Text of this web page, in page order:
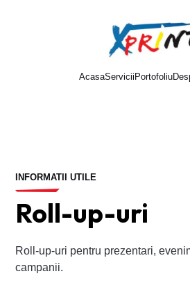
AcasaServicii Portofoliu
INFORMATII UTILE
Roll-up-uri
Roll-up-uri pentru prezentari,
campanii.